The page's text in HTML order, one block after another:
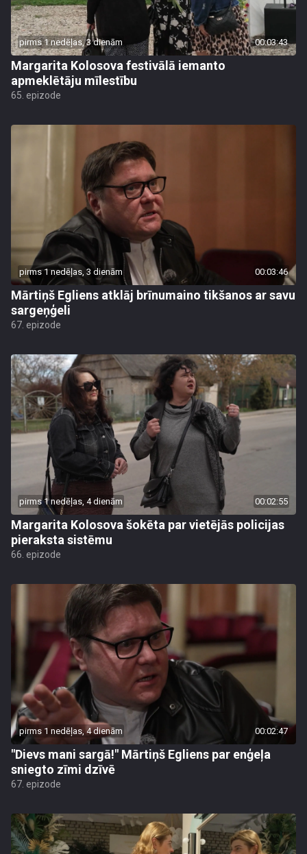
pirms 1 nedēļas, 3 dienām 00:03:43
Margarita Kolosova festivālā iemanto
apmeklētāju mīlestību
65. epizode
pirms 1 nedēļas, 3 dienām 00:03:46
Mārtiņš Egliens atklāj brīnumaino tikšanos ar savu
sargeņģeli
67. epizode
pirms 1 nedēļas, 4 dienām 00:02:55
Margarita Kolosova šokēta par vietējās policijas
pieraksta sistēmu
66. epizode
pirms 1 nedēļas, 4 dienām 00:02:47
"Dievs mani sargā!" Mārtiņš Egliens par enģeļa
sniegto zīmi dzīvē
67. epizode